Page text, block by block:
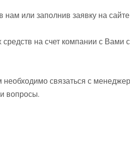
нам или заполнив заявку на
на счет компании с Вами
связаться с
вопросы.